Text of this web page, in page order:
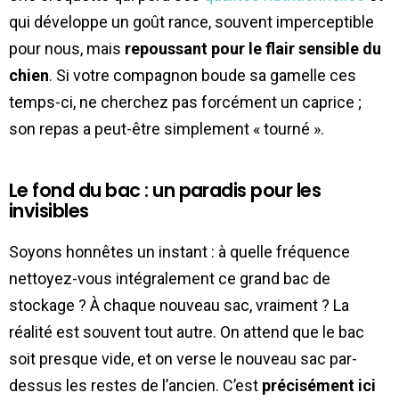
qui développe un goût rance, souvent imperceptible
pour nous, mais repoussant pour le flair sensible du
chien. Si votre compagnon boude sa gamelle ces
temps-ci, ne cherchez pas forcément un caprice ;
son repas a peut-être simplement « tourné ».
Le fond du bac : un paradis pour les
invisibles
Soyons honnêtes un instant : à quelle fréquence
nettoyez-vous intégralement ce grand bac de
stockage ? À chaque nouveau sac, vraiment ? La
réalité est souvent tout autre. On attend que le bac
soit presque vide, et on verse le nouveau sac par-
dessus les restes de l’ancien. C’est précisément ici